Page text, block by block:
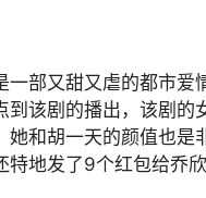
一部又甜又虐的都市
到该剧的播出，该剧
她和胡一天的颜值也
地发了9个红包给乔